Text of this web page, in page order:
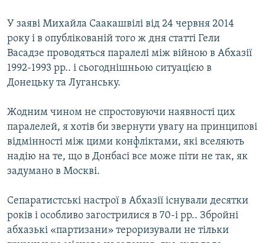
Усі сайти RFE/RL
У заяві Михайла Саакашвілі від 24 червня 2014
року і в опублікованій того ж дня статті Гели
Васадзе проводяться паралелі між війною в Абхазії
1992-1993 рр.. і сьогоднішньою ситуацією в
Донецьку та Луганську.
Жодним чином не спростовуючи наявності цих
паралелей, я хотів би звернути увагу на принципові
відмінності між цими конфліктами, які вселяють
надію на те, що в Донбасі все може піти не так, як
задумано в Москві.
Сепаратистські настрої в Абхазії існували десятки
років і особливо загострилися в 70-і рр.. Збройні
абхазькі «партизани» тероризували не тільки